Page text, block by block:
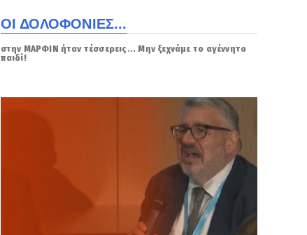
ΟΙ ΔΟΛΟΦΟΝΙΕΣ...
στην ΜΑΡΦΙΝ ήταν τέσσερεις... Μην ξεχνάμε το αγέννητο
παιδί!